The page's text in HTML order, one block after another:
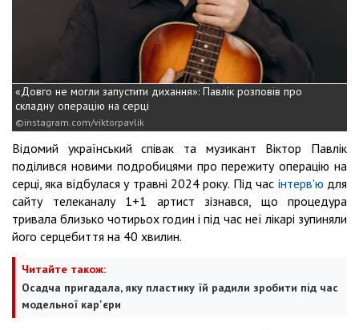
«Довго не могли запустити дихання»: Павлік розповів про
складну операцію на серці
instagram.com/viktorpavlik
Відомий український співак та музикант Віктор Павлік
поділився новими подробицями про пережиту операцію на
серці, яка відбулася у травні 2024 року. Під час інтерв'ю для
сайту телеканалу 1+1 артист зізнався, що процедура
тривала близько чотирьох годин і під час неї лікарі зупиняли
його серцебиття на 40 хвилин.
Читайте також:
Осадча пригадала, яку пластику їй радили зробити під час
модельної кар'єри